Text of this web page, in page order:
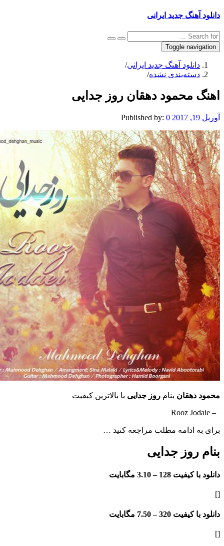
جدید ایرانی
Toggle
آهنگ جدید ایرانی/
نشده/
دهقان روز جدایی
Published by:0
بنامروز جدایی با بالاترین کیفیت
ادامه مطلب مراجعه کنید …
جدایی
128 – 3.10 مگابایت
320 – 7.50 مگابایت